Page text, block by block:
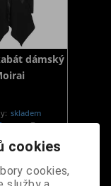
dámský
skladem
XL XXL
2 490 Kč
Koupit
cookies
cookies,